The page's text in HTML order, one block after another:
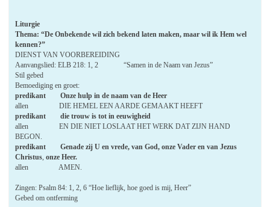
Liturgie
Thema: “De Onbekende wil zich bekend laten maken, maar wil ik Hem wel
kennen?”
DIENST VAN VOORBEREIDING
Aanvangslied: ELB 218: 1, 2 “Samen in de Naam van Jezus”
Stil gebed
Bemoediging en groet:
predikant Onze hulp in de naam van de Heer
allen DIE HEMEL EEN AARDE GEMAAKT HEEFT
predikant die trouw is tot in eeuwigheid
allen EN DIE NIET LOSLAAT HET WERK DAT ZIJN HAND
BEGON.
predikant Genade zij U en vrede, van God, onze Vader en van Jezus
Christus,onze Heer.
allen AMEN.
Zingen: Psalm 84: 1, 2, 6 “Hoe lieflijk, hoe goed is mij, Heer”
Gebed om ontferming